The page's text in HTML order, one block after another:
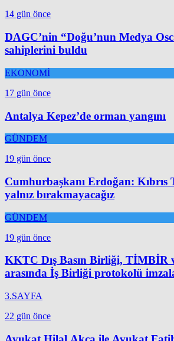
14 gün önce
DAGC’nin “Doğu’nun Medya
sahiplerini buldu
EKONOMİ
17 gün önce
Antalya Kepez’de orman yangını
GÜNDEM
19 gün önce
Cumhurbaşkanı Erdoğan: Kıbrıs
yalnız bırakmayacağız
GÜNDEM
19 gün önce
KKTC Dış Basın Birliği, TİMBİR
arasında İş Birliği protokolü
3.SAYFA
22 gün önce